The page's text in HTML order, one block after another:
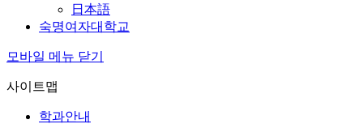
日本語
숙명여자대학교
모바일 메뉴 닫기
사이트맵
학과안내